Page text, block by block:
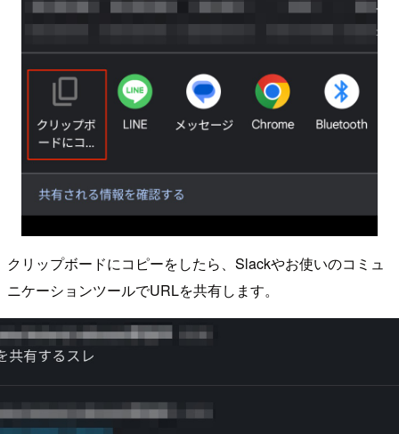
クリップボードにコピーをしたら、Slackやお使いのコミュ
ニケーションツールでURLを共有します。